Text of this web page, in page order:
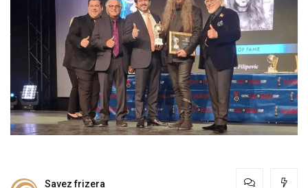
Savez frizera